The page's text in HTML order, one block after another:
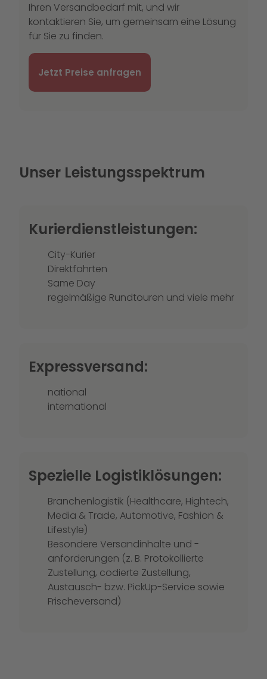
Ihren Versandbedarf mit, und wir
kontaktieren Sie, um gemeinsam eine Lösung
für Sie zu finden.
Jetzt Preise anfragen
Unser Leistungsspektrum
Kurierdienstleistungen:
City-Kurier
Direktfahrten
Same Day
regelmäßige Rundtouren und viele mehr
Expressversand:
national
international
Spezielle Logistiklösungen:
Branchenlogistik (Healthcare, Hightech,
Media & Trade, Automotive, Fashion &
Lifestyle)
Besondere Versandinhalte und -
anforderungen (z. B. Protokollierte
Zustellung, codierte Zustellung,
Austausch- bzw. PickUp-Service sowie
Frischeversand)